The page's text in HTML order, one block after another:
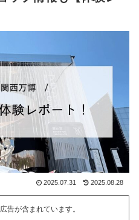
2025.07.31 2025.08.28
告が含まれています。